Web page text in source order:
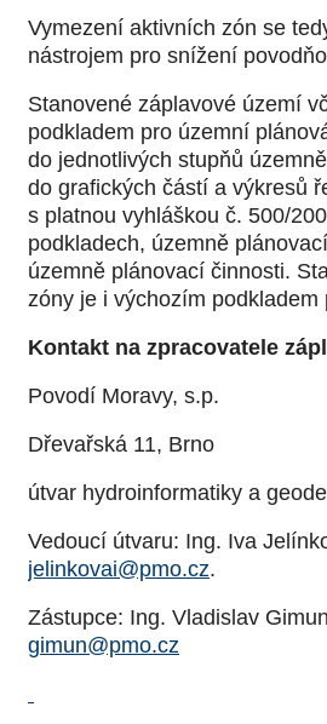
Vymezení aktivních zón se
nástrojem pro snížení
Stanovené záplavové území
podkladem pro územní
do jednotlivých stupňů
do grafických částí a výkresů
s platnou vyhláškou č. 500/
podkladech, územně
územně plánovací činnosti.
zóny je i výchozím
Kontakt na zpracovatele
Povodí Moravy, s.p.
Dřevařská 11, Brno
útvar hydroinformatiky a
Vedoucí útvaru: Ing. Iva
jelinkovai@pmo.cz.
Zástupce: Ing. Vladislav
gimun@pmo.cz